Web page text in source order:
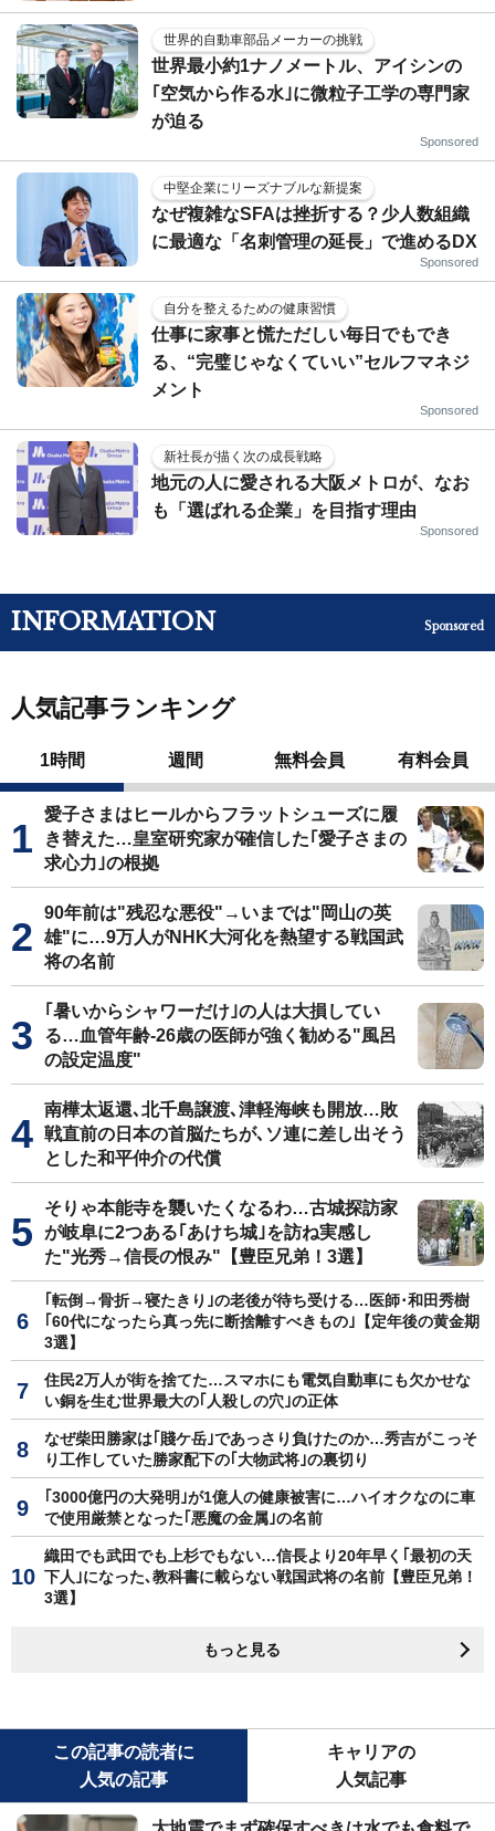
世界的自動車部品メーカーの挑戦
世界最小約1ナノメートル、アイシンの
｢空気から作る水｣に微粒子工学の専門家
が迫る
Sponsored
中堅企業にリーズナブルな新提案
なぜ複雑なSFAは挫折する？少人数組織
に最適な「名刺管理の延長」で進めるDX
Sponsored
自分を整えるための健康習慣
仕事に家事と慌ただしい毎日でもでき
る、“完璧じゃなくていい”セルフマネジ
メント
Sponsored
新社長が描く次の成長戦略
地元の人に愛される大阪メトロが、なお
も「選ばれる企業」を目指す理由
Sponsored
INFORMATION Sponsored
人気記事ランキング
1時間 週間 無料会員 有料会員
愛子さまはヒールからフラットシューズに履
き替えた…皇室研究家が確信した｢愛子さまの
求心力｣の根拠
90年前は"残忍な悪役"→いまでは"岡山の英
雄"に…9万人がNHK大河化を熱望する戦国武
将の名前
｢暑いからシャワーだけ｣の人は大損してい
る…血管年齢-26歳の医師が強く勧める"風呂
の設定温度"
南樺太返還､北千島譲渡､津軽海峡も開放…敗
戦直前の日本の首脳たちが､ソ連に差し出そう
とした和平仲介の代償
そりゃ本能寺を襲いたくなるわ…古城探訪家
が岐阜に2つある｢あけち城｣を訪ね実感し
た"光秀→信長の恨み"【豊臣兄弟！3選】
｢転倒→骨折→寝たきり｣の老後が待ち受ける…医師･和田秀樹
｢60代になったら真っ先に断捨離すべきもの｣【定年後の黄金期
3選】
住民2万人が街を捨てた…スマホにも電気自動車にも欠かせな
い銅を生む世界最大の｢人殺しの穴｣の正体
なぜ柴田勝家は｢賤ケ岳｣であっさり負けたのか…秀吉がこっそ
り工作していた勝家配下の｢大物武将｣の裏切り
｢3000億円の大発明｣が1億人の健康被害に…ハイオクなのに車
で使用厳禁となった｢悪魔の金属｣の名前
織田でも武田でも上杉でもない…信長より20年早く｢最初の天
下人｣になった､教科書に載らない戦国武将の名前【豊臣兄弟！
3選】
もっと見る
この記事の読者に
人気の記事
キャリアの
人気記事